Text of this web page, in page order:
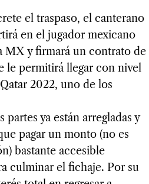
el traspaso, el canterano
en el jugador mexicano
MX y firmará un contrato de
le permitirá llegar con nivel
2022, uno de los
partes ya están arregladas y
pagar un monto (no es
bastante accesible
culminar el fichaje. Por su